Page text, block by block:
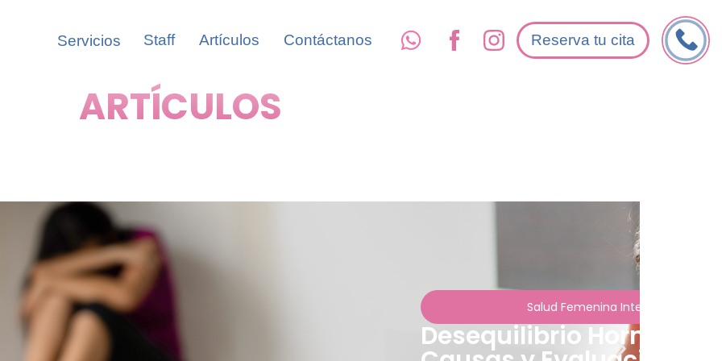
Reserva tu cita
Servicios Staff Artículos Contáctanos
ARTÍCULOS
Salud Femenina Integral
Flujo vaginal anormal